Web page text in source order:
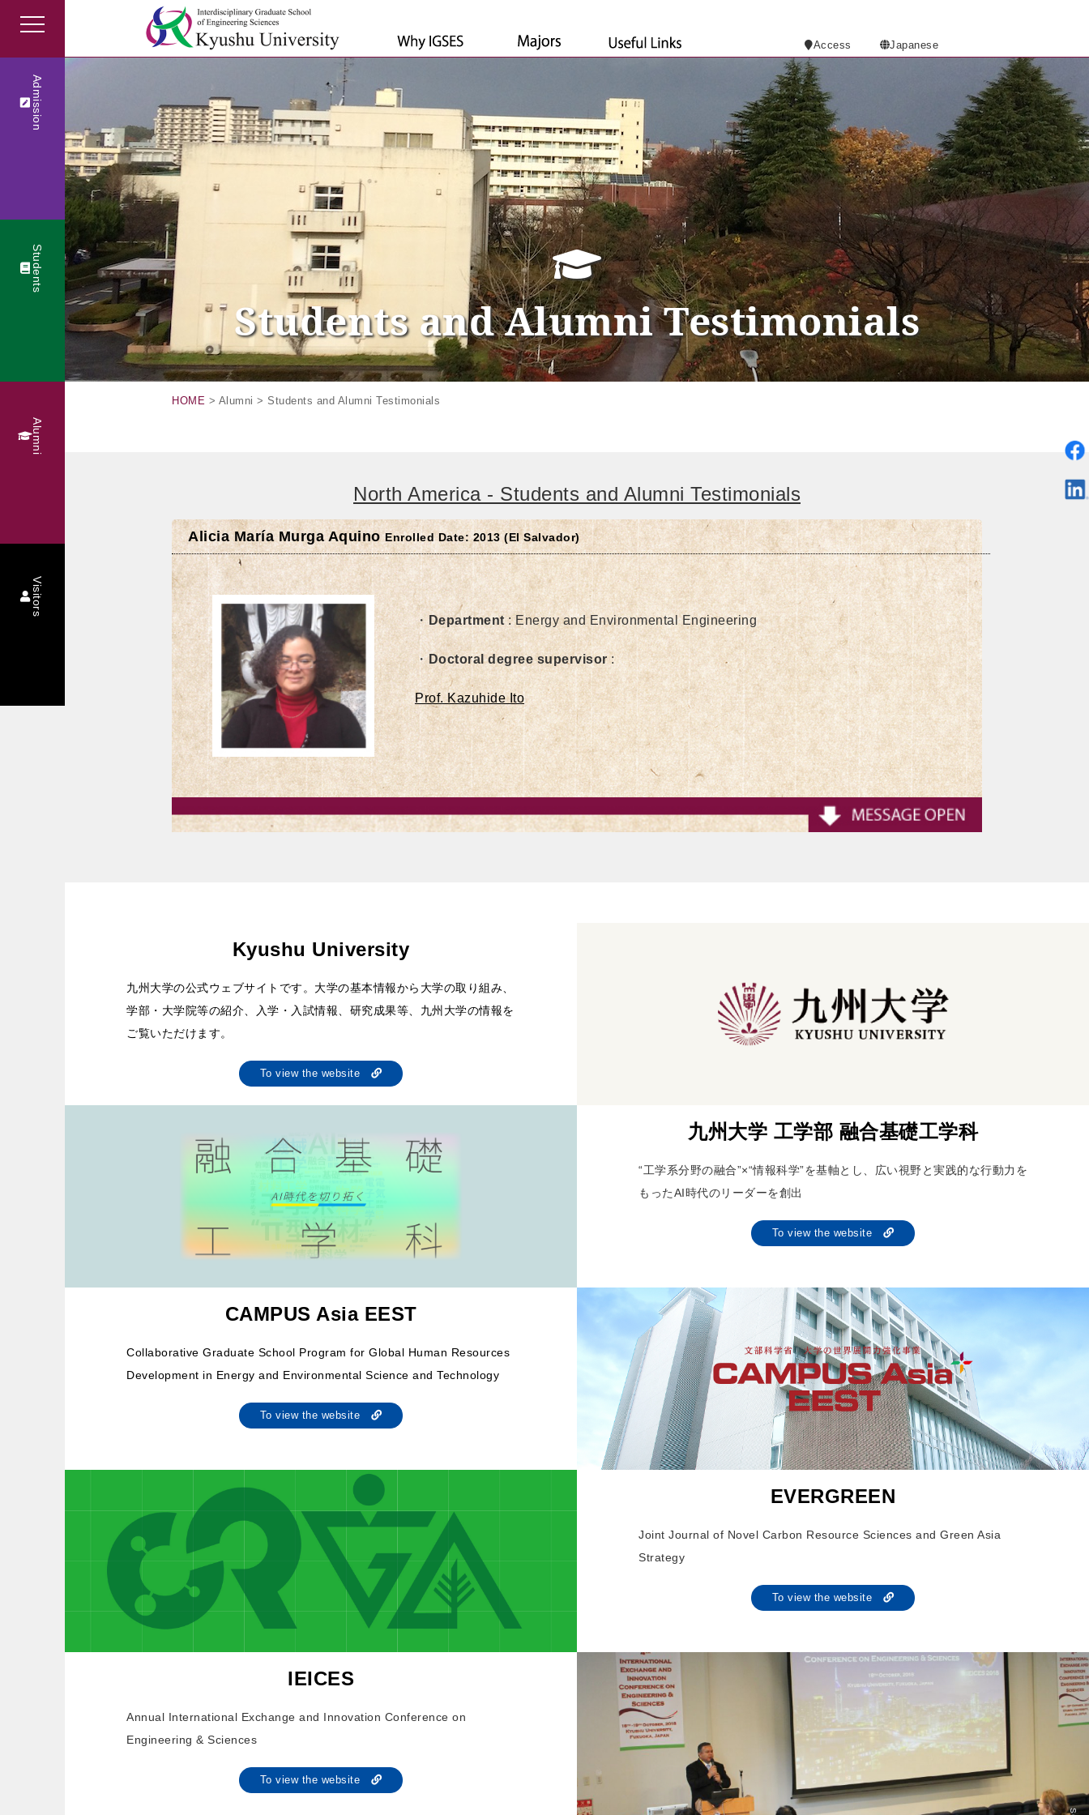
Admission
Students
Alumni
Visitors
Access Japanese
Students and Alumni Testimonials
HOME > Alumni > Students and Alumni Testimonials
North America - Students and Alumni Testimonials
Alicia María Murga AquinoEnrolled Date: 2013 (El Salvador)
・Department: Energy and Environmental Engineering
・ Doctoral degree supervisor:
Prof. Kazuhide Ito
Kyushu University
九州大学の公式ウェブサイトです。大学の基本情報から大学の取り組み、
学部・大学院等の紹介、入学・入試情報、研究成果等、九州大学の情報を
ご覧いただけます。
To view the website
九州大学 工学部 融合基礎工学科
“工学系分野の融合”×“情報科学”を基軸とし、広い視野と実践的な行動力を
もったAI時代のリーダーを創出
To view the website
CAMPUS Asia EEST
Collaborative Graduate School Program for Global Human Resources
Development in Energy and Environmental Science and Technology
To view the website
EVERGREEN
Joint Journal of Novel Carbon Resource Sciences and Green Asia
Strategy
To view the website
IEICES
Annual International Exchange and Innovation Conference on
Engineering & Sciences
To view the website